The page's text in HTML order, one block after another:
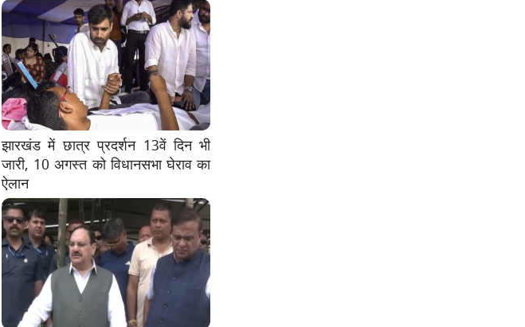
झारखंड में छात्र प्रदर्शन 13वें दिन भी
जारी, 10 अगस्त को विधानसभा घेराव का
ऐलान